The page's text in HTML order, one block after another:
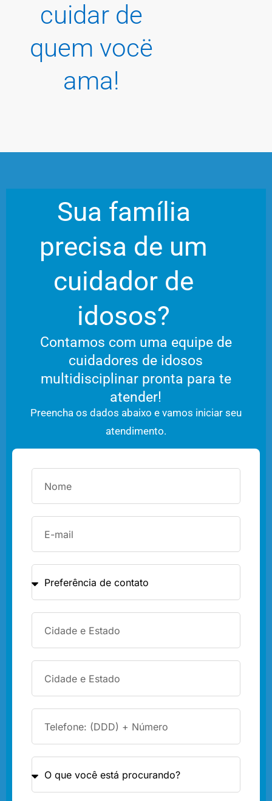
cuidar de
quem vocë
ama!
Sua família
precisa de um
cuidador de
idosos?
Contamos com uma equipe de
cuidadores de idosos
multidisciplinar pronta para te
atender!
Preencha os dados abaixo e vamos iniciar seu
atendimento.